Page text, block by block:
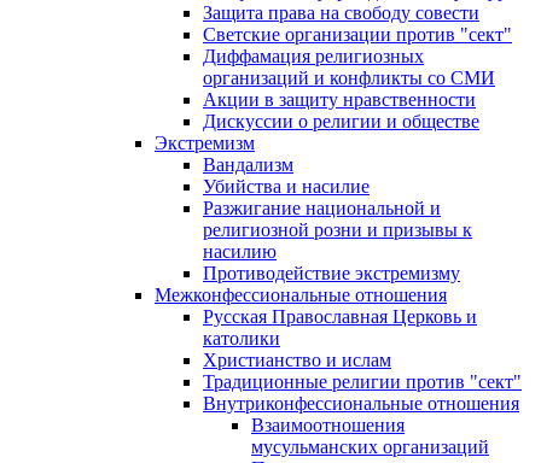
Защита права на свободу совести
Светские организации против "сект"
Диффамация религиозных
организаций и конфликты со СМИ
Акции в защиту нравственности
Дискуссии о религии и обществе
Экстремизм
Вандализм
Убийства и насилие
Разжигание национальной и
религиозной розни и призывы к
насилию
Противодействие экстремизму
Межконфессиональные отношения
Русская Православная Церковь и
католики
Христианство и ислам
Традиционные религии против "сект"
Внутриконфессиональные отношения
Взаимоотношения
мусульманских организаций